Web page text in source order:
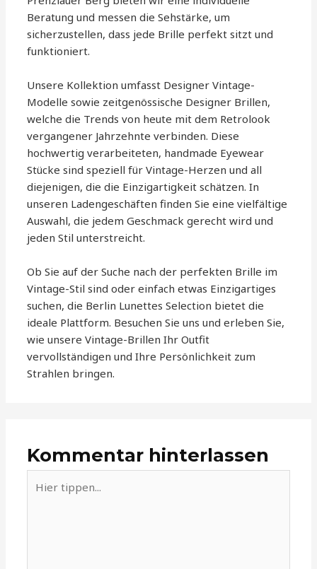
Beratung und messen die Sehstärke, um
sicherzustellen, dass jede Brille perfekt sitzt und
funktioniert.
Unsere Kollektion umfasst Designer Vintage-
Modelle sowie zeitgenössische Designer Brillen,
welche die Trends von heute mit dem Retrolook
vergangener Jahrzehnte verbinden. Diese
hochwertig verarbeiteten, handmade Eyewear
Stücke sind speziell für Vintage-Herzen und all
diejenigen, die die Einzigartigkeit schätzen. In
unseren Ladengeschäften finden Sie eine vielfältige
Auswahl, die jedem Geschmack gerecht wird und
jeden Stil unterstreicht.
Ob Sie auf der Suche nach der perfekten Brille im
Vintage-Stil sind oder einfach etwas Einzigartiges
suchen, die Berlin Lunettes Selection bietet die
ideale Plattform. Besuchen Sie uns und erleben Sie,
wie unsere Vintage-Brillen Ihr Outfit
vervollständigen und Ihre Persönlichkeit zum
Strahlen bringen.
Kommentar hinterlassen
tippen...